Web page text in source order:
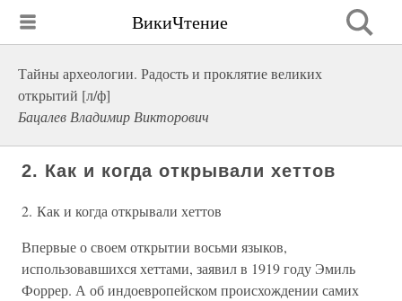
ВикиЧтение
Тайны археологии. Радость и проклятие великих
открытий [л/ф]
Бацалев Владимир Викторович
2. Как и когда открывали хеттов
2. Как и когда открывали хеттов
Впервые о своем открытии восьми языков,
использовавшихся хеттами, заявил в 1919 году Эмиль
Форрер. А об индоевропейском происхождении самих